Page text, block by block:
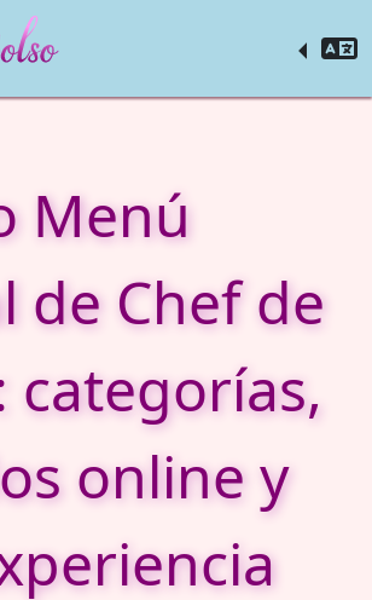
Menú
de Chef de
categorías,
online y